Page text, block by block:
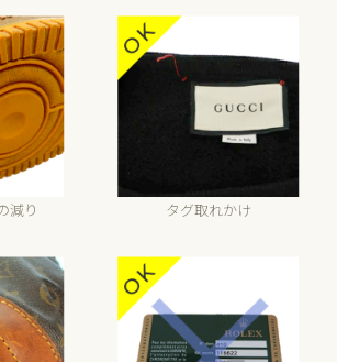
減り タグ取れかけ